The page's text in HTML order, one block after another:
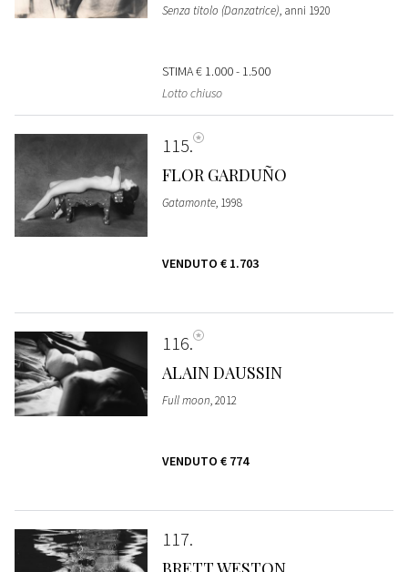
Senza titolo (Danzatrice), anni 1920
STIMA€ 1.000 - 1.500
Lotto chiuso
115
FLOR GARDUÑO
Gatamonte, 1998
VENDUTO € 1.703
116
ALAIN DAUSSIN
Full moon, 2012
VENDUTO € 774
117